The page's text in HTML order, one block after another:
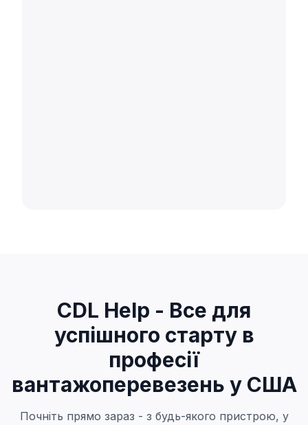
CDL Help - Все для
успішного старту в
професії
вантажоперевезень у США
Почніть прямо зараз - з будь-якого пристрою, у